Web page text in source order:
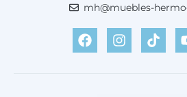
mh@muebles-
F
a
c
I
n
s
T
i
k